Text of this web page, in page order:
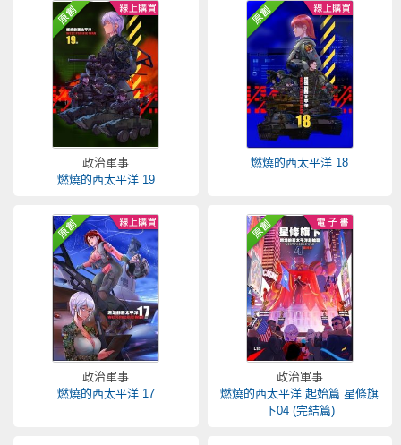
政治軍事
燃燒的西太平洋 19
燃燒的西太平洋 18
政治軍事
燃燒的西太平洋 17
政治軍事
燃燒的西太平洋 起始篇 星條旗
下04 (完結篇)